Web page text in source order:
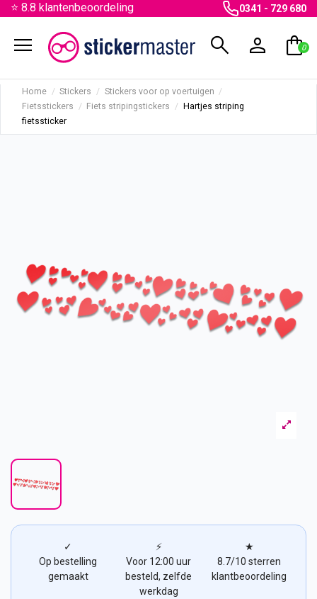
⭐ 8.8 klantenbeoordeling 0341 - 729 680
menu search person shopping_bag
0
Home Stickers
Stickers voor op voertuigen
Fietsstickers
Fiets stripingstickers
Hartjes striping
fietssticker
✓
Op bestelling
gemaakt
⚡
Voor 12:00 uur
besteld, zelfde
werkdag
★
8.7/10 sterren
klantbeoordeling